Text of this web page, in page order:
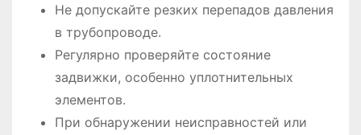
Не допускайте резких перепадов давления
в трубопроводе.
Регулярно проверяйте состояние
задвижки, особенно уплотнительных
элементов.
При обнаружении неисправностей или